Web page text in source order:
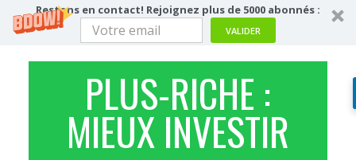
Restons en contact! Rejoignez plus de 5000 abonnés :
VALIDER
PLUS-RICHE :
MIEUX INVESTIR